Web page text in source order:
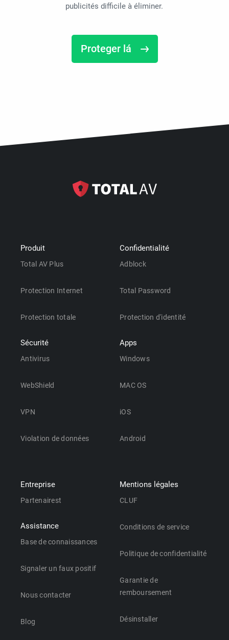
publicités difficile à éliminer.
Proteger lá
Produit
Total AV Plus
Protection Internet
Protection totale
Sécurité
Antivirus
WebShield
VPN
Violation de données
Confidentialité
Adblock
Total Password
Protection d'identité
Apps
Windows
MAC OS
iOS
Android
Entreprise
Partenairest
Assistance
Base de connaissances
Signaler un faux positif
Nous contacter
Blog
Mentions légales
CLUF
Conditions de service
Politique de confidentialité
Garantie de
remboursement
Désinstaller